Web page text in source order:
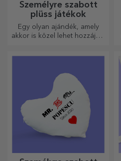
Személyre szabott
plüss játékok
Egy olyan ajándék, amely
akkor is közel lehet hozzájuk,
pontosan alkalmasak
ölelgetésre!